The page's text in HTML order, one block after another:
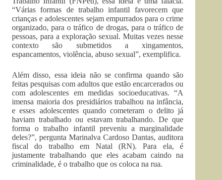
“Várias formas de trabalho infantil favorecem que
crianças e adolescentes sejam empurrados para o crime
organizado, para o tráfico de drogas, para o tráfico de
pessoas, para a exploração sexual. Muitas vezes nesse
contexto são submetidos a xingamentos,
espancamentos, violência, abuso sexual”, exemplifica.
Além disso, essa ideia não se confirma quando são
feitas pesquisas com adultos que estão encarcerados ou
com adolescentes em medidas socioeducativas. “A
imensa maioria dos presidiários trabalhou na infância,
e esses adolescentes quando cometeram o delito já
haviam trabalhado ou estavam trabalhando. De que
forma o trabalho infantil preveniu a marginalidade
deles?”, pergunta Marinalva Cardoso Dantas, auditora
fiscal do trabalho em Natal (RN). Para ela, é
justamente trabalhando que eles acabam caindo na
criminalidade, é o trabalho que os coloca na rua.